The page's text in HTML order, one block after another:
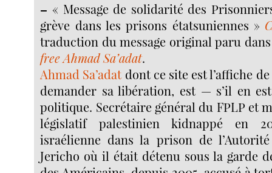
– « Message de solidarité des
grève dans les prisons étatsuniennes »
traduction du message original paru
free Ahmad Sa’adat.
Ahmad Sa’adatdont ce site est l’affiche
demander sa libération, est — s’il en
politique. Secrétaire général du FPLP et
législatif palestinien kidnappé en
israélienne dans la prison de
Jericho où il était détenu sous la garde